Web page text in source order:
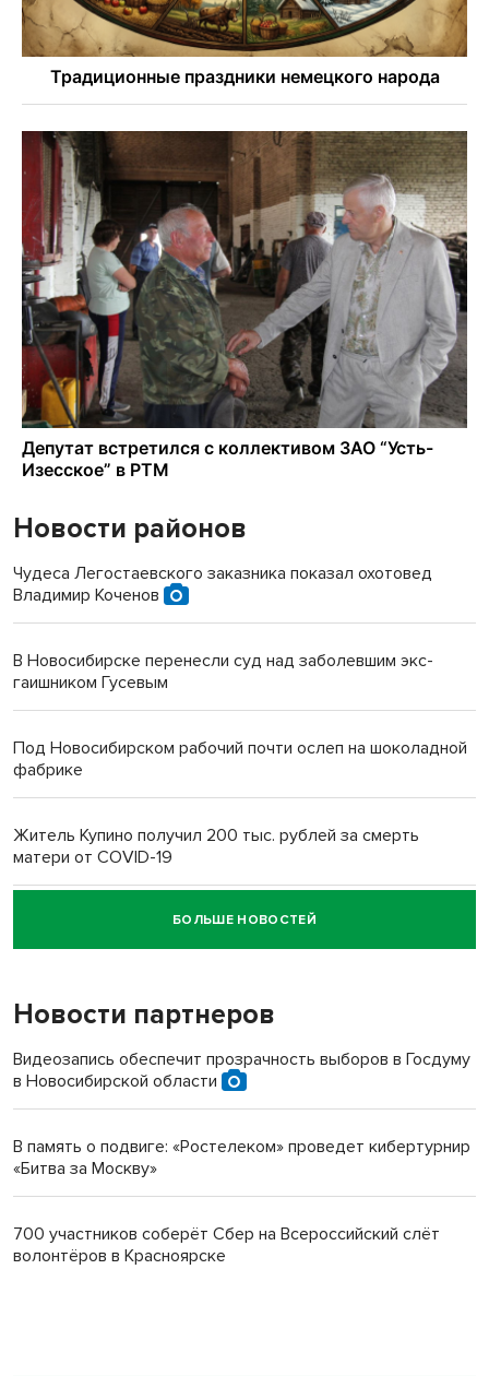
Новости районов
Чудеса Легостаевского заказника показал охотовед
Владимир Коченов
В Новосибирске перенесли суд над заболевшим экс-
гаишником Гусевым
Под Новосибирском рабочий почти ослеп на шоколадной
фабрике
Житель Купино получил 200 тыс. рублей за смерть
матери от COVID-19
Новосибирский суд наказал водителя за смерть
пенсионерки на вокзале
БОЛЬШЕ НОВОСТЕЙ
Новости партнеров
Видеозапись обеспечит прозрачность выборов в Госдуму
в Новосибирской области
В память о подвиге: «Ростелеком» проведет кибертурнир
«Битва за Москву»
700 участников соберёт Сбер на Всероссийский слёт
волонтёров в Красноярске